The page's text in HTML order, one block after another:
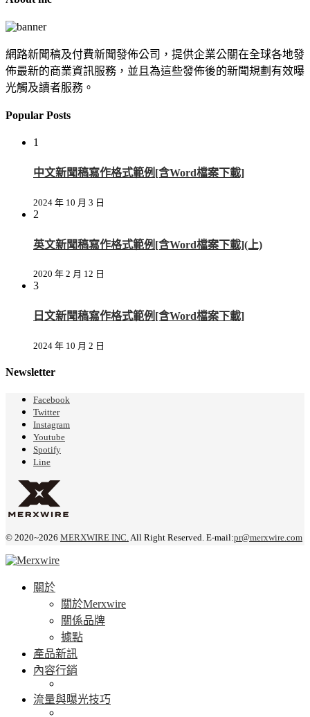
網路新聞稿及付費新聞發佈公司，提供企業公關在全球各地發
佈最新的商業資訊服務，並且為這些發佈後的新聞規劃有效曝
光觸及讀者服務。
Popular Posts
1
中文新聞稿寫作格式範例[含Word檔案下載]
2024 年 10 月 3 日
2
英文新聞稿寫作格式範例[含Word檔案下載](上)
2020 年 2 月 12 日
3
日文新聞稿寫作格式範例[含Word檔案下載]
2024 年 10 月 2 日
Newsletter
Facebook
Twitter
Instagram
Youtube
Spotify
Line
© 2020~2026 MERXWIRE INC.All Right Reserved. E-mail:pr@merxwire.com
關於
關於Merxwire
關係品牌
據點
產品新訊
內容行銷
流量與曝光技巧